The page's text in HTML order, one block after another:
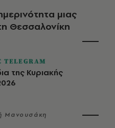
μιας
Θεσσαλονίκη
TELEGRAM
της Κυριακής
Μανουσάκη